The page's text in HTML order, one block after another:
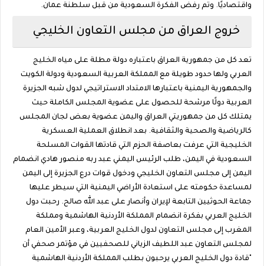
واقتصاديًا. وتم رفض الفكرة السعودية من قبل سلطنة عمان.
خروج العراق من مجلس التعاون الخليجي
تعد كل من جمهورية العراق باعتباره دولة مطلة على مياه الخليج
العربي ولها حدود طويلة مع المملكة العربية السعودية ودولة الكويت
والجمهورية اليمنية باعتبارها الامتداد الاستراتيجي لدول شبه الجزيرة
العربية دولًا مرشحة للحصول على عضوية المجلس الكاملة حيث
يمتلك كل من جمهوريتي العراق واليمن عضوية بعض لجان المجلس
كالرياضية والصحية والثقافية. بعد انطلاق العملية العسكرية
الخليجية التي عرفت بعاصفة الحزم التي قادتها القوات المسلحة
السعودية في اليمن، طلب الرئيس اليمني عبد ربه منصور هادي انضمام
اليمن إلى مجلس التعاون الخليجي ودخول قوات درع الجزيرة إلى اليمن
لمساعدة حكومته على استعادة الأراضي اليمنية التي سيطر عليها
جماعة الحوثيين التابعة لإيران وأنصار على عبد الله صالح. رحبت دول
الخليج العربي بفكرة انضمام المملكة الأردنية الهاشمية ومملكة
المغرب إلى مجلس التعاون لدول الخليج العربية، وعبر الأمين العام
لمجلس التعاون عبد اللطيف الزياني للصحفيين في مؤتمر صحفي أن
"قادة دول الخليج العربي يرحبون بطلب المملكة الأردنية الهاشمية